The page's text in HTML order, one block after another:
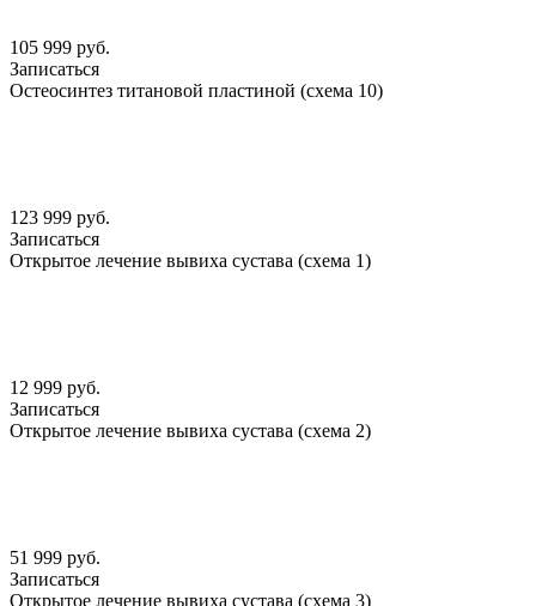
105 999 руб.
Записаться
Остеосинтез титановой пластиной (схема 10)
123 999 руб.
Записаться
Открытое лечение вывиха сустава (схема 1)
12 999 руб.
Записаться
Открытое лечение вывиха сустава (схема 2)
51 999 руб.
Записаться
Открытое лечение вывиха сустава (схема 3)